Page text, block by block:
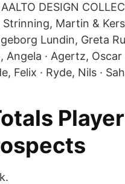
DESIGN
Martin &
Lundin, Greta
· Agertz, Oscar
Felix · Ryde, Nils ·